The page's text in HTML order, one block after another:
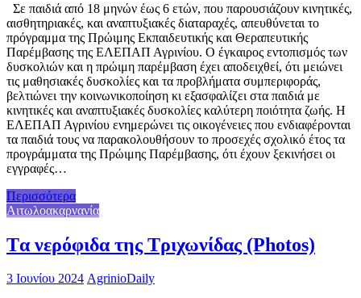
Σε παιδιά από 18 μηνών έως 6 ετών, που παρουσιάζουν κινητικές,
αισθητηριακές, και αναπτυξιακές διαταραχές, απευθύνεται το
πρόγραμμα της Πρώιμης Εκπαιδευτικής και Θεραπευτικής
Παρέμβασης της ΕΛΕΠΑΠ Αγρινίου. Ο έγκαιρος εντοπισμός των
δυσκολιών και η πρώιμη παρέμβαση έχει αποδειχθεί, ότι μειώνει
τις μαθησιακές δυσκολίες και τα προβλήματα συμπεριφοράς,
βελτιώνει την κοινωνικοποίηση κι εξασφαλίζει στα παιδιά με
κινητικές και αναπτυξιακές δυσκολίες καλύτερη ποιότητα ζωής. Η
ΕΛΕΠΑΠ Αγρινίου ενημερώνει τις οικογένειες που ενδιαφέρονται
τα παιδιά τους να παρακολουθήσουν το προσεχές σχολικό έτος τα
προγράμματα της Πρώιμης Παρέμβασης, ότι έχουν ξεκινήσει οι
εγγραφές…
Περισσότερα
Αιτωλοακαρνανία
Tα νερόφιδα της Τριχωνίδας (Photos)
3 Ιουνίου 2024 AgrinioDaily